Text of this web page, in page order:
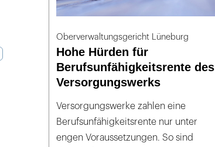
Oberverwaltungsgericht Lüneburg
Hohe Hürden für
Berufsunfähigkeitsrente des
Versorgungswerks
Versorgungswerke zahlen eine
Berufsunfähigkeitsrente nur unter
engen Voraussetzungen. So sind